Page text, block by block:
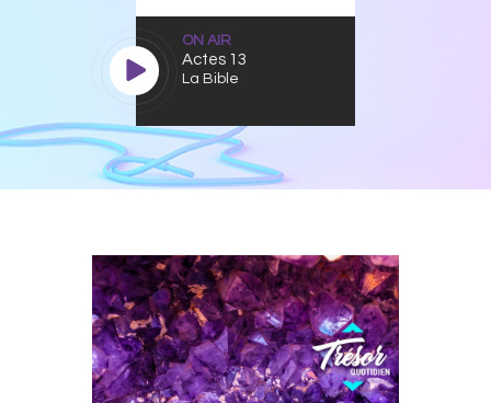
ON AIR
Actes 13
La Bible